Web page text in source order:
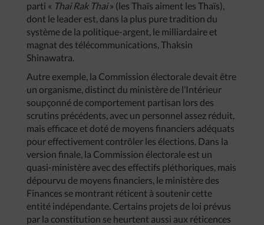
parti « Thai Rak Thai» (les Thaïs aiment les Thaïs),
dont le leader est, dans la plus pure tradition du
système de la politique-argent, le milliardaire et
magnat des télécommunications, Thaksin
Shinawatra.
Autre exemple, la Commission électorale devait être
un organisme, distinct du ministère de l’Intérieur
soupçonné de comportement partisan lors des
scrutins précédents, avec un personnel assez réduit,
mais efficace et doté de moyens financiers adéquats
pour effectivement contrôler les élections. Dans la
version finale, la Commission électorale est un
quasi-ministère avec des effectifs pléthoriques, mais
dépourvu de moyens financiers, le ministère des
Finances se montrant réticent à soutenir cette
entité indépendante. Certains projets de loi prévus
par la constitution se heurtent aussi aux réticences